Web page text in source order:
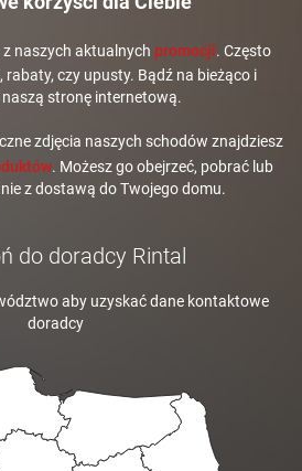
naszych aktualnych promocji. Często
rabaty, czy upusty. Bądź na bieżąco i
stronę internetową.
zdjęcia naszych schodów znajdziesz
. Możesz go obejrzeć, pobrać lub
z dostawą do Twojego domu.
do doradcy Rintal
aby uzyskać dane kontaktowe
doradcy